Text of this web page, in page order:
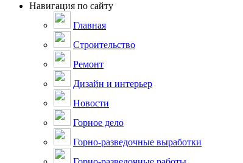
Навигация по сайту
Главная
Строительство
Ремонт
Дизайн и интерьер
Новости
Горное дело
Горно-разведочные выработки